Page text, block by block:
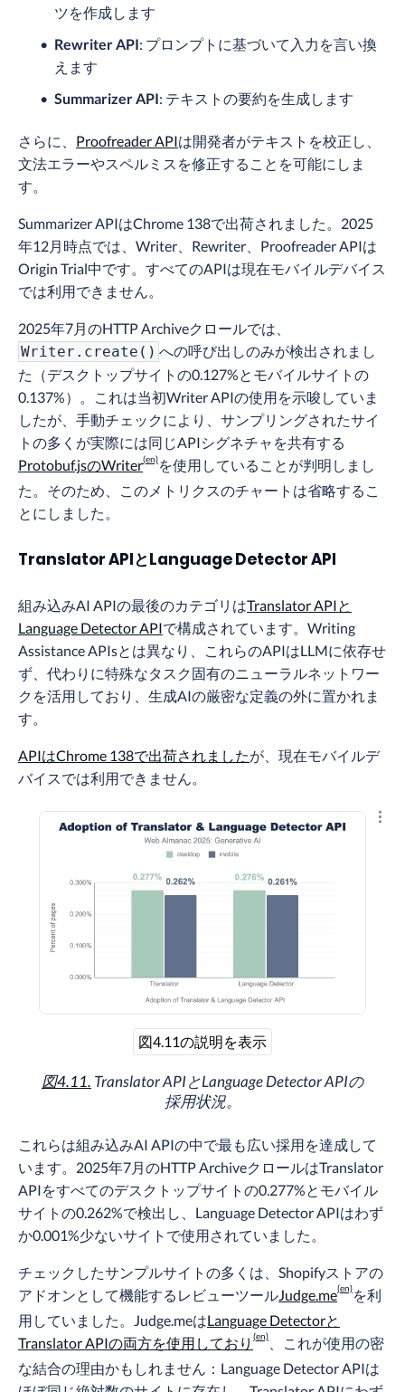
ツを作成します
Rewriter API: プロンプトに基づいて入力を言い換
えます
Summarizer API: テキストの要約を生成します
さらに、 Proofreader APIは開発者がテキストを校正し、
文法エラーやスペルミスを修正することを可能にしま
す。
Summarizer APIはChrome 138で出荷されました。2025
年12月時点では、Writer、Rewriter、Proofreader APIは
Origin Trial中です。すべてのAPIは現在モバイルデバイス
では利用できません。
2025年7月のHTTP Archiveクロールでは、
Writer.create() への呼び出しのみが検出されまし
た（デスクトップサイトの0.127%とモバイルサイトの
0.137%）。これは当初Writer APIの使用を示唆していま
したが、手動チェックにより、サンプリングされたサイ
トの多くが実際には同じAPIシグネチャを共有する
Protobuf.jsのWriter
を使用していることが判明しまし
た。そのため、このメトリクスのチャートは省略するこ
とにしました。
Translator APIとLanguage Detector API
組み込みAI APIの最後のカテゴリはTranslator APIと
Language Detector APIで構成されています。Writing
Assistance APIsとは異なり、これらのAPIはLLMに依存せ
ず、代わりに特殊なタスク固有のニューラルネットワー
クを活用しており、生成AIの厳密な定義の外に置かれま
す。
APIはChrome 138で出荷されましたが、現在モバイルデ
バイスでは利用できません。
結
図4.11の説明を表示
図4.11. Translator APIとLanguage Detector APIの
採用状況。
これらは組み込みAI APIの中で最も広い採用を達成して
います。2025年7月のHTTP ArchiveクロールはTranslator
APIをすべてのデスクトップサイトの0.277%とモバイル
サイトの0.262%で検出し、Language Detector APIはわず
か0.001%少ないサイトで使用されていました。
チェックしたサンプルサイトの多くは、Shopifyストアの
アドオンとして機能するレビューツールJudge.me
を利
用していました。Judge.meはLanguage Detectorと
Translator APIの両方を使用しており
、これが使用の密
な結合の理由かもしれません：Language Detector APIは